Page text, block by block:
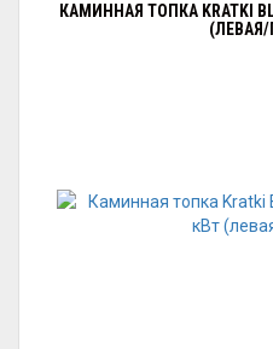
КАМИННАЯ ТОПКА KRATKI
(ЛЕВАЯ/